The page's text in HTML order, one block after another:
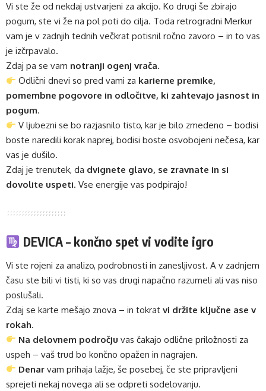
Vi ste že od nekdaj ustvarjeni za akcijo. Ko drugi še zbirajo
pogum, ste vi že na pol poti do cilja. Toda retrogradni Merkur
vam je v zadnjih tednih večkrat potisnil ročno zavoro – in to vas
je izčrpavalo.
Zdaj pa se vam notranji ogenj vrača.
Odlični dnevi so pred vami za karierne premike,
pomembne pogovore in odločitve, ki zahtevajo jasnost in
pogum.
V ljubezni se bo razjasnilo tisto, kar je bilo zmedeno – bodisi
boste naredili korak naprej, bodisi boste osvobojeni nečesa, kar
vas je dušilo.
Zdaj je trenutek, da dvignete glavo, se zravnate in si
dovolite uspeti. Vse energije vas podpirajo!
DEVICA – končno spet vi vodite igro
Vi ste rojeni za analizo, podrobnosti in zanesljivost. A v zadnjem
času ste bili vi tisti, ki so vas drugi napačno razumeli ali vas niso
poslušali.
Zdaj se karte mešajo znova – in tokrat vi držite ključne ase v
rokah.
Na delovnem področju vas čakajo odlične priložnosti za
uspeh – vaš trud bo končno opažen in nagrajen.
Denar vam prihaja lažje, še posebej, če ste pripravljeni
sprejeti nekaj novega ali se odpreti sodelovanju.